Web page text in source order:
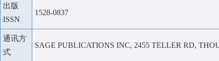
出版
ISSN
1528-0837
通讯方
式
SAGE PUBLICATIONS INC, 2455 TELLER RD,